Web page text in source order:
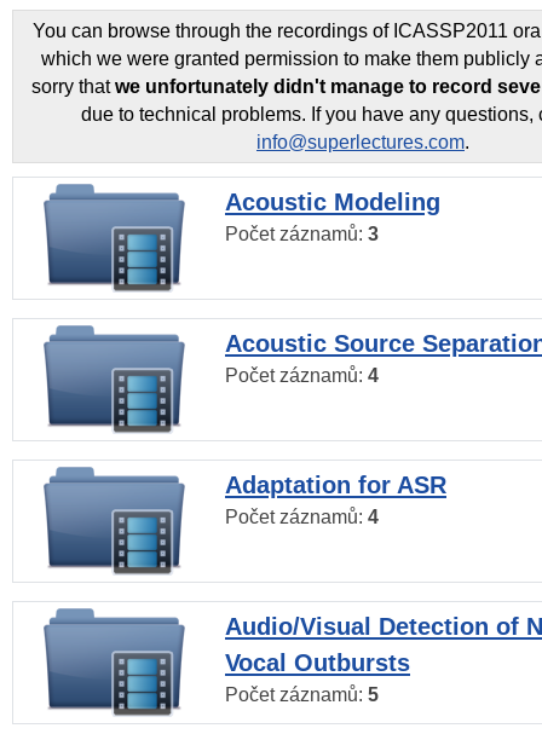
You can browse through the recordings of ICASSP2011
which we were granted permission to make them publicly
sorry thatwe unfortunately didn't manage to record
due to technical problems. If you have any questions,
info@superlectures.com.
Acoustic Modeling
Počet záznamů: 3
Acoustic Source
Počet záznamů: 4
Adaptation for ASR
Počet záznamů: 4
Audio/Visual Detection of
Vocal Outbursts
Počet záznamů: 5